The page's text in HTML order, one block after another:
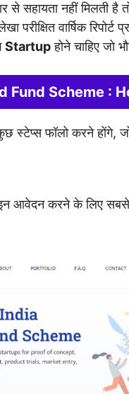
से सहायता नहीं मिलती है
वार्षिक रिपोर्ट
Startupहोने चाहिए जो
Fund Scheme :
फॉलो करने होंगे,
आवेदन करने के लिए